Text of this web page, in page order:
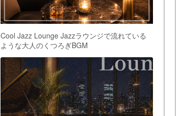
Cool Jazz Lounge Jazzラウンジで流れている
ような大人のくつろぎBGM